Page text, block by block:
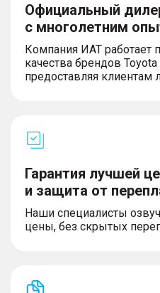
Официальный
с многолетним
Компания ИАТ работает
качества брендов
предоставляя клиентам
Гарантия лучшей
и защита от
Наши специалисты
цены, без скрытых